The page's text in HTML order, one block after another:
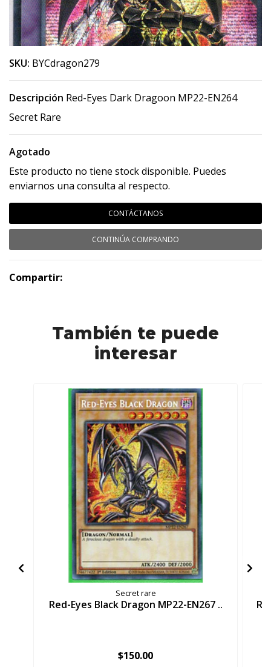
SKU: BYCdragon279
Descripción Red-Eyes Dark Dragoon MP22-EN264
Secret Rare
Agotado
Este producto no tiene stock disponible. Puedes
enviarnos una consulta al respecto.
CONTÁCTANOS
CONTINÚA COMPRANDO
Compartir:
También te puede
interesar
Secret rare
Red-Eyes Black Dragon MP22-EN267 ..
$150.00